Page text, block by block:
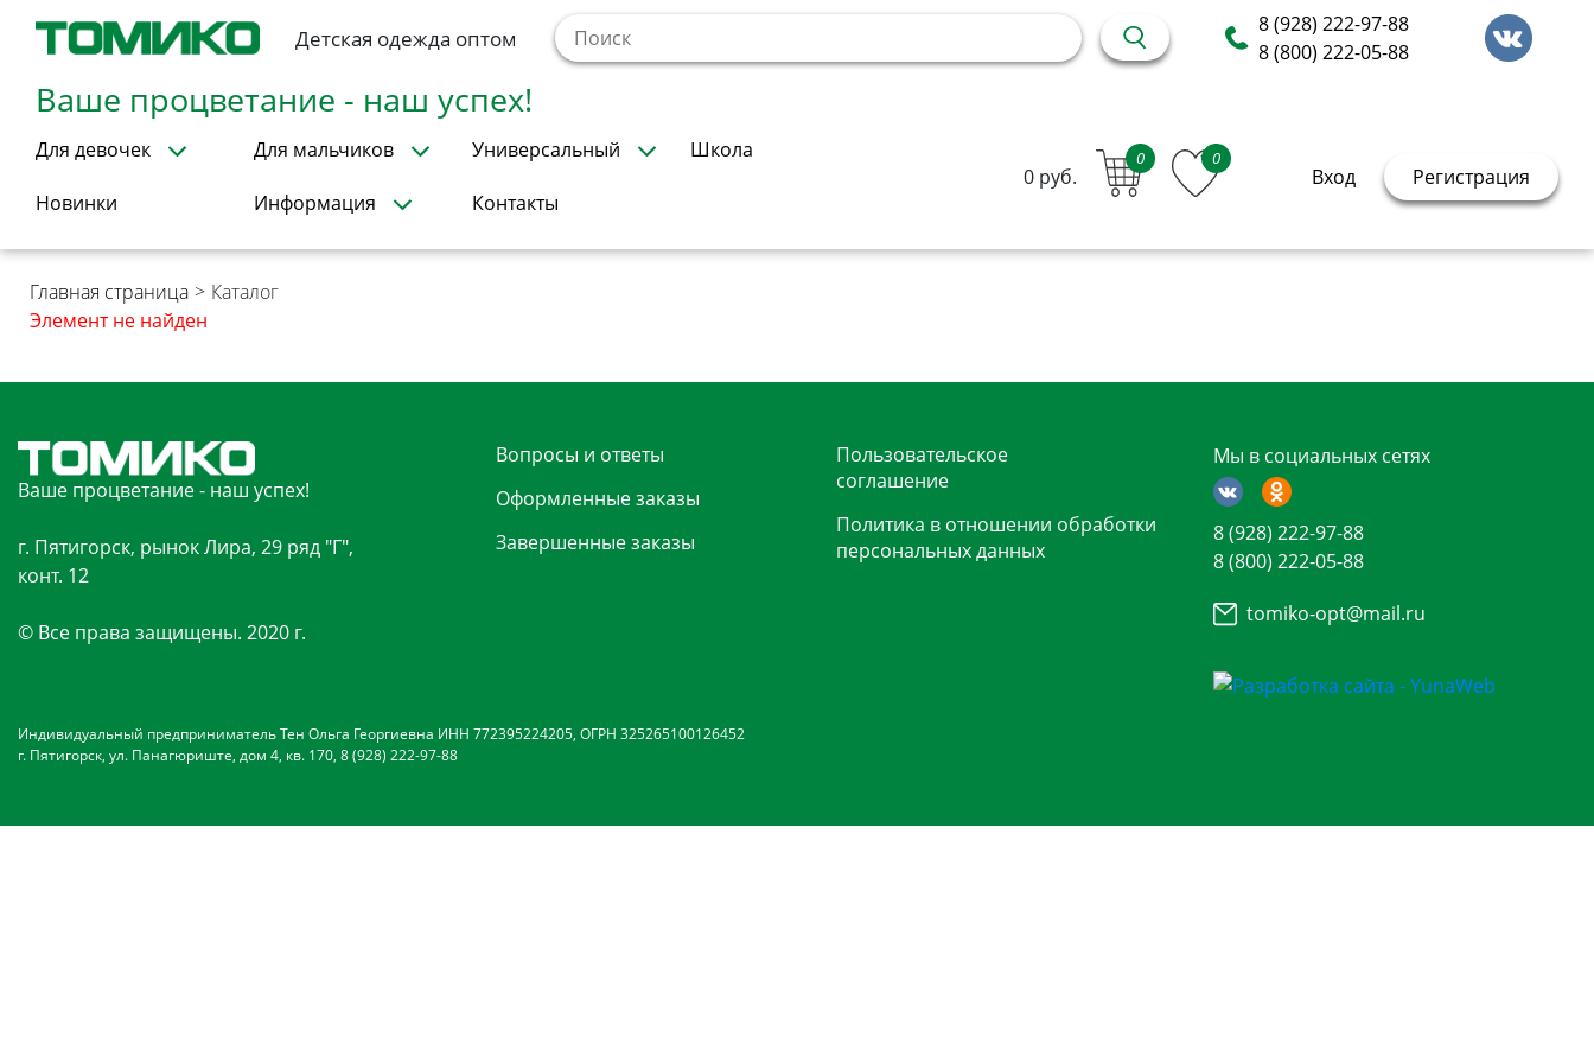
Детская одежда оптом
8 (928) 222-97-88
8 (800) 222-05-88
Ваше процветание - наш успех!
Для девочек Для мальчиков Универсальный Школа
Новинки Информация Контакты
0 руб.
0 0
Вход Регистрация
Главная страница > Каталог
Элемент не найден
Ваше процветание - наш успех!
г. Пятигорск, рынок Лира, 29 ряд "Г",
конт. 12
© Все права защищены. 2020 г.
Вопросы и ответы
Оформленные заказы
Завершенные заказы
Пользовательское
соглашение
Политика в отношении обработки
персональных данных
Мы в социальных сетях
8 (928) 222-97-88
8 (800) 222-05-88
tomiko-opt@mail.ru
Индивидуальный предприниматель Тен Ольга Георгиевна ИНН 772395224205, ОГРН 325265100126452
г. Пятигорск, ул. Панагюриште, дом 4, кв. 170, 8 (928) 222-97-88